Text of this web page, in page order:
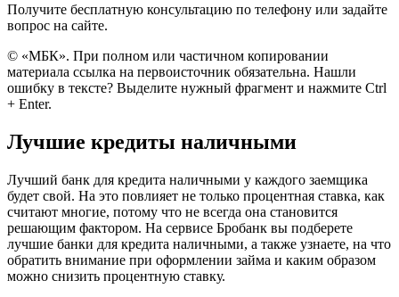
Получите бесплатную консультацию по телефону или задайте
вопрос на сайте.
© «МБК». При полном или частичном копировании
материала ссылка на первоисточник обязательна. Нашли
ошибку в тексте? Выделите нужный фрагмент и нажмите Ctrl
+ Enter.
Лучшие кредиты наличными
Лучший банк для кредита наличными у каждого заемщика
будет свой. На это повлияет не только процентная ставка, как
считают многие, потому что не всегда она становится
решающим фактором. На сервисе Бробанк вы подберете
лучшие банки для кредита наличными, а также узнаете, на что
обратить внимание при оформлении займа и каким образом
можно снизить процентную ставку.